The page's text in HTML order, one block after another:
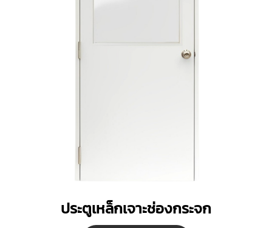
ประตูเหล็กเจาะช่องกระจก